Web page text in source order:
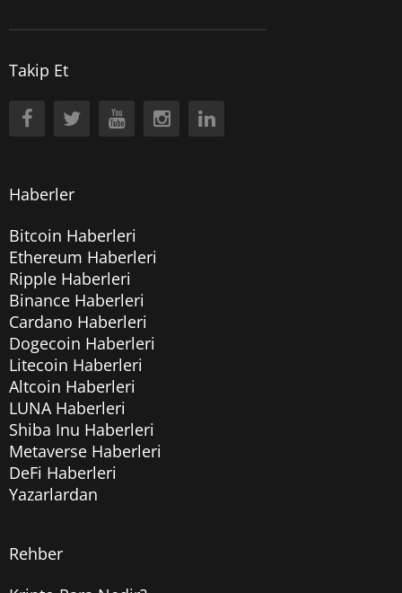
Takip Et
Haberler
Bitcoin Haberleri
Ethereum Haberleri
Ripple Haberleri
Binance Haberleri
Cardano Haberleri
Dogecoin Haberleri
Litecoin Haberleri
Altcoin Haberleri
LUNA Haberleri
Shiba Inu Haberleri
Metaverse Haberleri
DeFi Haberleri
Yazarlardan
Rehber